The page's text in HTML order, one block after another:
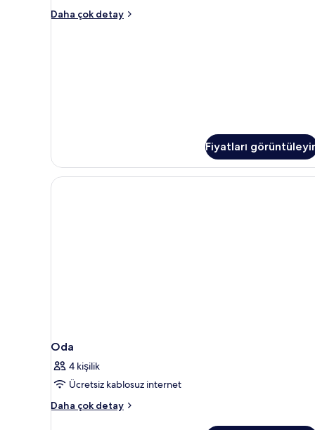
Daha çok detay
Üç
Fiyatları
Oda
4 kişilik
Ücretsiz kablosuz internet
Daha çok detay
Oda